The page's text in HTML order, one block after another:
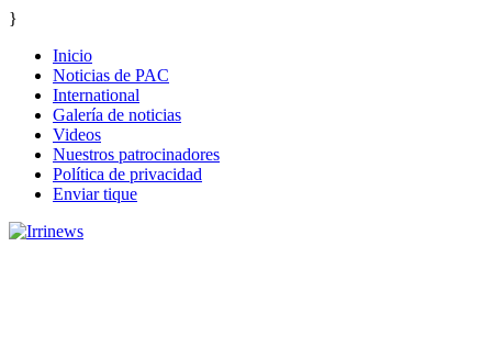
}
Inicio
Noticias de PAC
International
Galería de noticias
Videos
Nuestros patrocinadores
Política de privacidad
Enviar tique